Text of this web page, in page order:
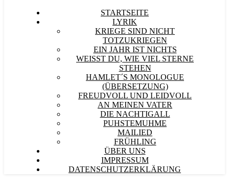
STARTSEITE
LYRIK
KRIEGE SIND NICHT
TOTZUKRIEGEN
EIN JAHR IST NICHTS
WEISST DU, WIE VIEL STERNE S
TEHEN
HAMLET´S MONOLOGUE
(ÜBERSETZUNG)
FREUDVOLL UND LEIDVOLL
AN MEINEN VATER
DIE NACHTIGALL
PUHSTEMUHME
MAILIED
FRÜHLING
ÜBER UNS
IMPRESSUM
DATENSCHUTZERKLÄRUNG